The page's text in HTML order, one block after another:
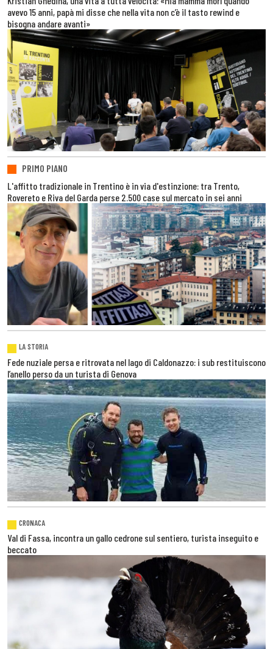
avevo 15 anni, papà mi disse che nella vita non c’è il tasto rewind e
bisogna andare avanti»
PRIMO PIANO
L'affitto tradizionale in Trentino è in via d'estinzione: tra Trento,
Rovereto e Riva del Garda perse 2.500 case sul mercato in sei anni
LA STORIA
Fede nuziale persa e ritrovata nel lago di Caldonazzo: i sub restituiscono
l’anello perso da un turista di Genova
CRONACA
Val di Fassa, incontra un gallo cedrone sul sentiero, turista inseguito e
beccato